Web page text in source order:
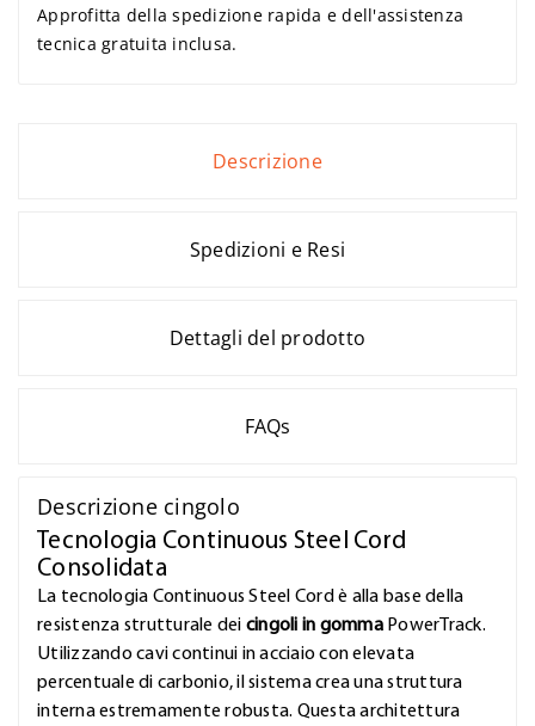
Approfitta della spedizione rapida e dell'assistenza
tecnica gratuita inclusa.
Descrizione
Spedizioni e Resi
Dettagli del prodotto
FAQs
Descrizione cingolo
Tecnologia Continuous Steel Cord
Consolidata
La tecnologia Continuous Steel Cord è alla base della
resistenza strutturale dei cingoli in gommaPowerTrack.
Utilizzando cavi continui in acciaio con elevata
percentuale di carbonio, il sistema crea una struttura
interna estremamente robusta. Questa architettura